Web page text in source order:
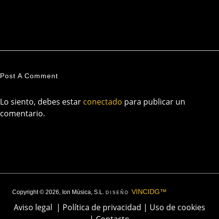
Post A Comment
Lo siento, debes estar conectado para publicar un
comentario.
Copyright © 2026, Ion Música, S.L. DISEÑO VINCIDG™
Aviso legal | Política de privacidad | Uso de cookies